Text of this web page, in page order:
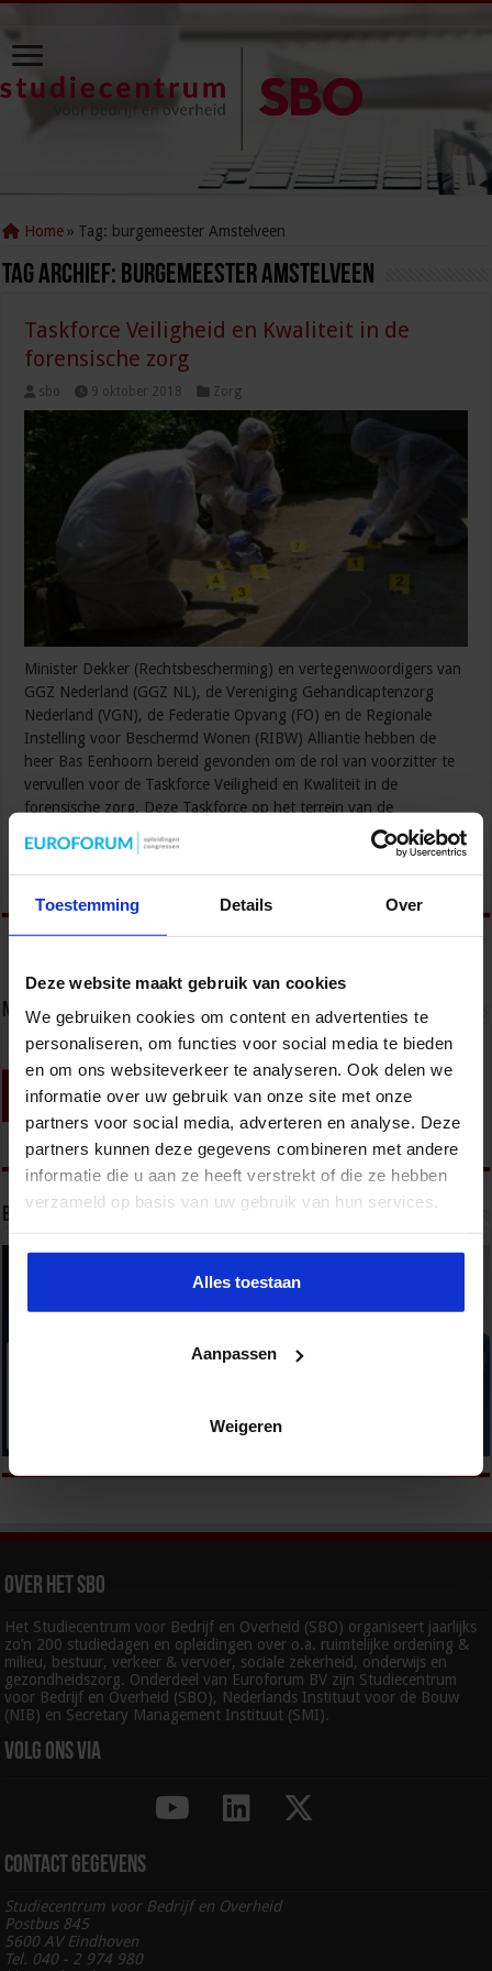
Toestemming Details Over
Deze website maakt gebruik van cookies
We gebruiken cookies om content en advertenties te
personaliseren, om functies voor social media te bieden
en om ons websiteverkeer te analyseren. Ook delen we
informatie over uw gebruik van onze site met onze
partners voor social media, adverteren en analyse. Deze
partners kunnen deze gegevens combineren met andere
informatie die u aan ze heeft verstrekt of die ze hebben
verzameld op basis van uw gebruik van hun services.
Alles toestaan
Aanpassen
Weigeren
Home » Tag: burgemeester Amstelveen
Tag Archief: burgemeester Amstelveen
Taskforce Veiligheid en Kwaliteit in de
forensische zorg
sbo 9 oktober 2018 Zorg
Minister Dekker (Rechtsbescherming) en vertegenwoordigers van
GGZ Nederland (GGZ NL), de Vereniging Gehandicaptenzorg
Nederland (VGN), de Federatie Opvang (FO) en de Regionale
Instelling voor Beschermd Wonen (RIBW) Alliantie hebben de
heer Bas Eenhoorn bereid gevonden om de rol van voorzitter te
vervullen voor de Taskforce Veiligheid en Kwaliteit in de
forensische zorg. Deze Taskforce op het terrein van de
Nieuwsbrief
Bekijk onze opleidingen
Over het SBO
Het Studiecentrum voor Bedrijf en Overheid (SBO) organiseert jaarlijks
zo’n 200 studiedagen en opleidingen over o.a. ruimtelijke ordening &
milieu, bestuur, verkeer & vervoer, sociale zekerheid, onderwijs en
gezondheidszorg. Onderdeel van Euroforum BV zijn Studiecentrum
voor Bedrijf en Overheid (SBO), Nederlands Instituut voor de Bouw
(NIB) en Secretary Management Instituut (SMI).
Volg ons via
Contact gegevens
Studiecentrum voor Bedrijf en Overheid
Postbus 845
5600 AV Eindhoven
Tel. 040 - 2 974 980